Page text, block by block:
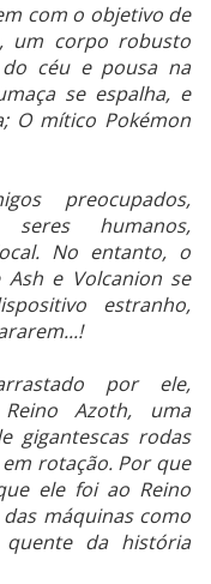
com o objetivo de
um corpo robusto
céu e pousa na
se espalha, e
O mítico Pokémon
preocupados,
humanos,
No entanto, o
e Volcanion se
estranho,
por ele,
Azoth, uma
gigantescas rodas
rotação. Por que
ele foi ao Reino
máquinas como
da história